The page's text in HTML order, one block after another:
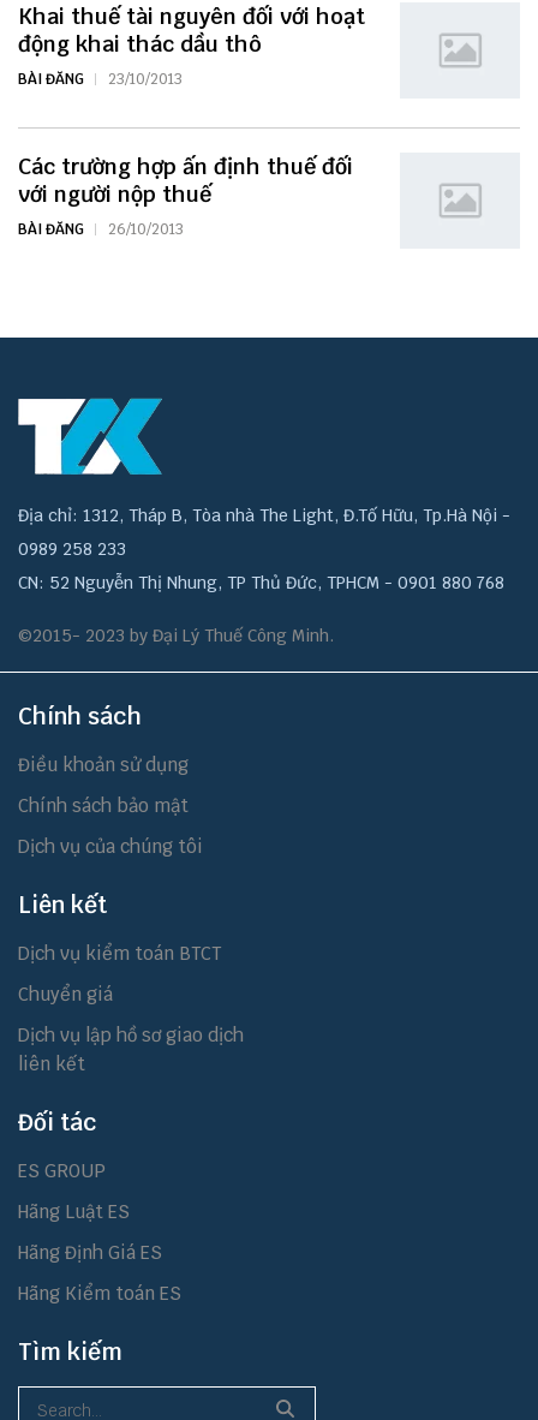
Khai thuế tài nguyên đối với hoạt
động khai thác dầu thô
BÀI ĐĂNG 23/10/2013
Các trường hợp ấn định thuế đối
với người nộp thuế
BÀI ĐĂNG 26/10/2013
Địa chỉ: 1312, Tháp B, Tòa nhà The Light, Đ.Tố Hữu, Tp.Hà Nội -
0989 258 233
CN: 52 Nguyễn Thị Nhung, TP Thủ Đức, TPHCM - 0901 880 768
©2015- 2023 by Đại Lý Thuế Công Minh.
Chính sách
Điều khoản sử dụng
Chính sách bảo mật
Dịch vụ của chúng tôi
Liên kết
Dịch vụ kiểm toán BTCT
Chuyển giá
Dịch vụ lập hồ sơ giao dịch
liên kết
Đối tác
ES GROUP
Hãng Luật ES
Hãng Định Giá ES
Hãng Kiểm toán ES
Tìm kiếm